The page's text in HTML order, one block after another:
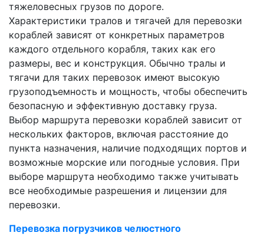
тяжеловесных грузов по дороге.
Характеристики тралов и тягачей для перевозки
кораблей зависят от конкретных параметров
каждого отдельного корабля, таких как его
размеры, вес и конструкция. Обычно тралы и
тягачи для таких перевозок имеют высокую
грузоподъемность и мощность, чтобы обеспечить
безопасную и эффективную доставку груза.
Выбор маршрута перевозки кораблей зависит от
нескольких факторов, включая расстояние до
пункта назначения, наличие подходящих портов и
возможные морские или погодные условия. При
выборе маршрута необходимо также учитывать
все необходимые разрешения и лицензии для
перевозки.
Перевозка погрузчиков челюстного